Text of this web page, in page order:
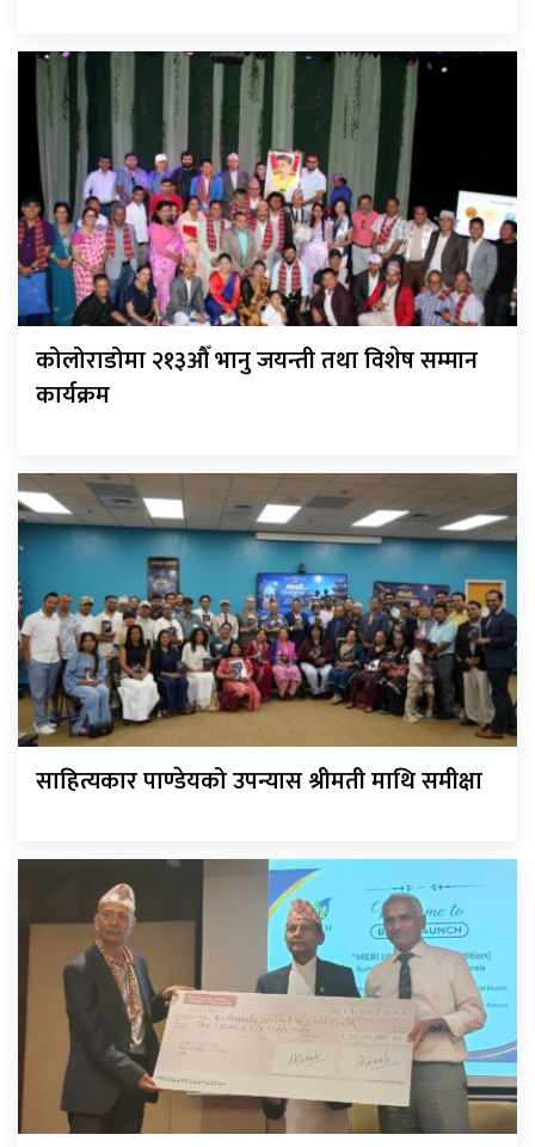
कोलोराडोमा २१३औँ भानु जयन्ती तथा विशेष सम्मान
कार्यक्रम
साहित्यकार पाण्डेयको उपन्यास श्रीमती माथि समीक्षा